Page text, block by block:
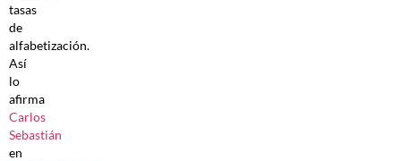
tasas
de
alfabetización.
Así
lo
afirma
Carlos
Sebastián
en